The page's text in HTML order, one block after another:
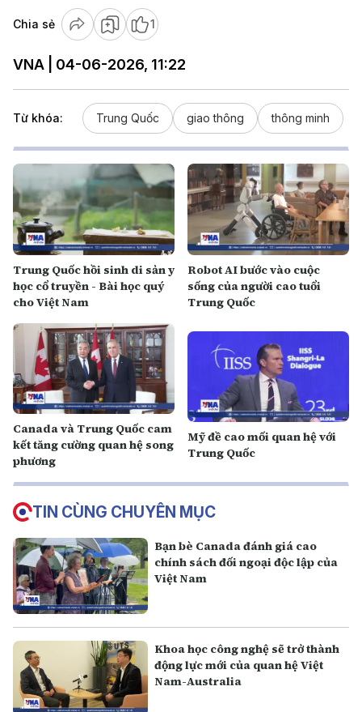
Chia sẻ 1
VNA | 04-06-2026, 11:22
Từ khóa: Trung Quốc giao thông thông minh
Trung Quốc hồi sinh di sản y
học cổ truyền - Bài học quý
cho Việt Nam
Robot AI bước vào cuộc
sống của người cao tuổi
Trung Quốc
Canada và Trung Quốc cam
kết tăng cường quan hệ song
phương
Mỹ đề cao mối quan hệ với
Trung Quốc
TIN CÙNG CHUYÊN MỤC
Bạn bè Canada đánh giá cao
chính sách đối ngoại độc lập của
Việt Nam
Khoa học công nghệ sẽ trở thành
động lực mới của quan hệ Việt
Nam-Australia